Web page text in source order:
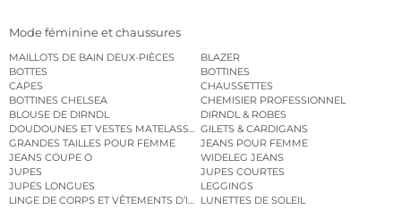
Mode féminine et chaussures
MAILLOTS DE BAIN DEUX-PIÈCES
BLAZER
BOTTES
BOTTINES
CAPES
CHAUSSETTES
BOTTINES CHELSEA
CHEMISIER PROFESSIONNEL
BLOUSE DE DIRNDL
DIRNDL & ROBES
DOUDOUNES ET VESTES MATELASSÉESGILETS & CARDIGANS
GRANDES TAILLES POUR FEMME
JEANS POUR FEMME
JEANS COUPE O
WIDELEG JEANS
JUPES
JUPES COURTES
JUPES LONGUES
LEGGINGS
LINGE DE CORPS ET VÊTEMENTS D’INTÉRIEURLUNETTES DE SOLEIL